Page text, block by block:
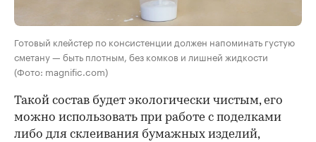
Готовый клейстер по консистенции должен напоминать густую
сметану — быть плотным, без комков и лишней жидкости
(Фото: magnific.com)
Такой состав будет экологически чистым, его
можно использовать при работе с поделками
либо для склеивания бумажных изделий,